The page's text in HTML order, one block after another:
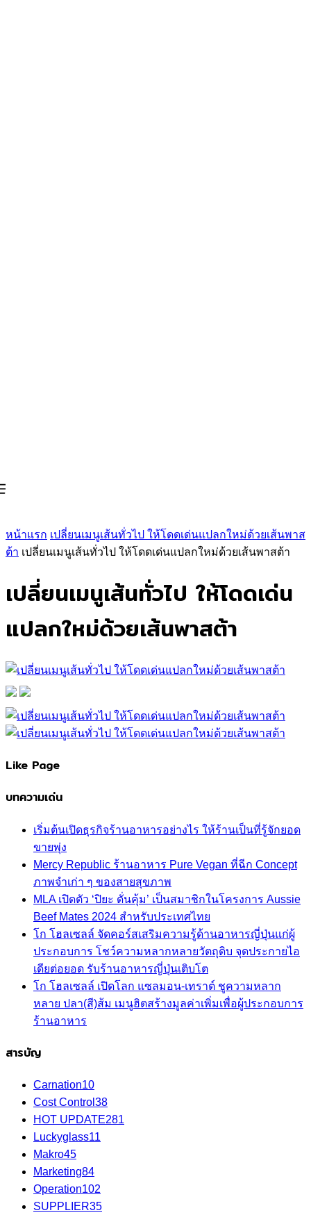
หน้าแรก เปลี่ยนเมนูเส้นทั่วไป ให้โดดเด่นแปลกใหม่ด้วยเส้นพาส
ต้า เปลี่ยนเมนูเส้นทั่วไป ให้โดดเด่นแปลกใหม่ด้วยเส้นพาสต้า
เปลี่ยนเมนูเส้นทั่วไป ให้โดดเด่น
แปลกใหม่ด้วยเส้นพาสต้า
Like Page
บทความเด่น
เริ่มต้นเปิดธุรกิจร้านอาหารอย่างไร ให้ร้านเป็นที่รู้จักยอด
ขายพุ่ง
Mercy Republic ร้านอาหาร Pure Vegan ที่ฉีก Concept
ภาพจำเก่า ๆ ของสายสุขภาพ
MLA เปิดตัว ‘ปิยะ ดั่นคุ้ม’ เป็นสมาชิกในโครงการ Aussie
Beef Mates 2024 สำหรับประเทศไทย
โก โฮลเซลล์ จัดคอร์สเสริมความรู้ด้านอาหารญี่ปุ่นแก่ผู้
ประกอบการ โชว์ความหลากหลายวัตถุดิบ จุดประกายไอ
เดียต่อยอด รับร้านอาหารญี่ปุ่นเติบโต
โก โฮลเซลล์ เปิดโลก แซลมอน-เทราต์ ชูความหลาก
หลาย ปลา(สี)ส้ม เมนูฮิตสร้างมูลค่าเพิ่มเพื่อผู้ประกอบการ
ร้านอาหาร
สารบัญ
Carnation10
Cost Control 38
HOT UPDATE281
Luckyglass11
Makro45
Marketing84
Operation102
SUPPLIER35